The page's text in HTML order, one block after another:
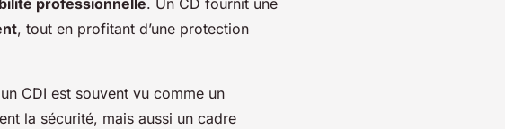
professionnelle. Un CD fournit une
, tout en profitant d’une protection
CDI est souvent vu comme un
la sécurité, mais aussi un cadre